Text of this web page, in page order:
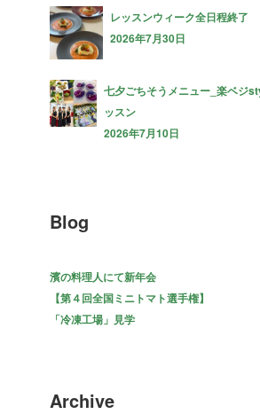
レッスンウィーク全日程終了
2026年7月30日
七夕ごちそうメニュー_楽ベジ
ッスン
2026年7月10日
Blog
濱の料理人にて新年会
【第４回全国ミニトマト選手権】
「冷凍工場」見学
Archive